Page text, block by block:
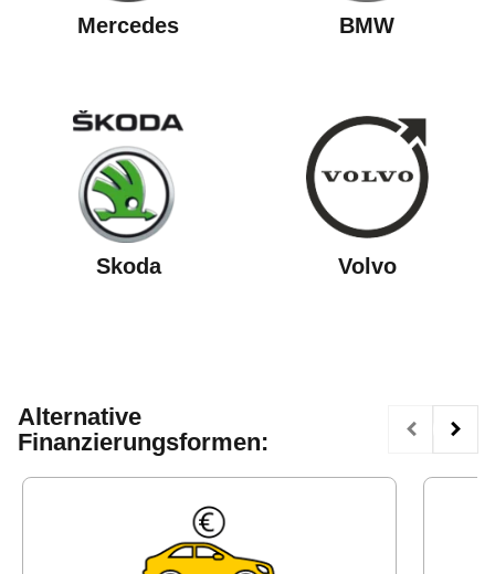
Mercedes BMW
Skoda Volvo
Alternative
Finanzierungsformen: